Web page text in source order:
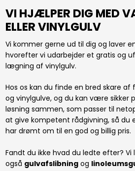
VI HJÆLPER DIG MED
ELLER VINYLGULV
Vi kommer gerne ud til dig og laver
hvorefter vi udarbejder et gratis og
lægning af vinylgulv.
Hos os kan du finde en bred skare
og vin​ylgulve, og du kan være sikker
løsning sammen, som passer til
at give kompetent rådgivning, så du
har drømt om til en god og billig pris.
Fandt du ikke hvad du ledte efter?
også gulvafslibningog